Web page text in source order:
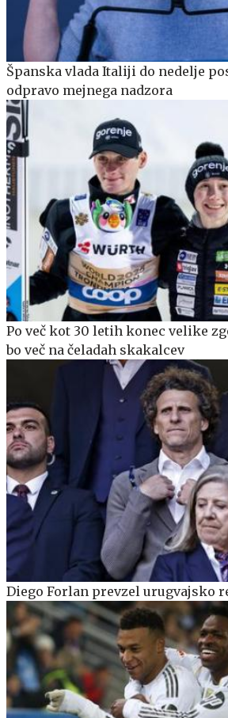
Španska vlada Italiji do nedelje
odpravo mejnega nadzora
Po več kot 30 letih konec velike
bo več na čeladah skakalcev
Diego Forlan prevzel urugvajsko